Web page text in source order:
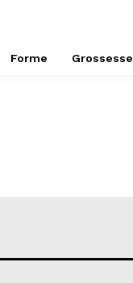
Forme Grossesse